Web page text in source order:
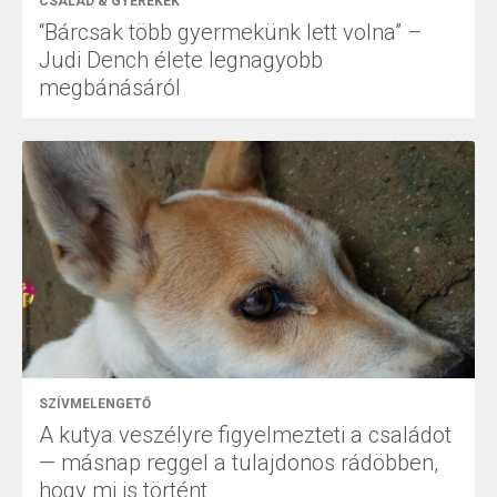
“Bárcsak több gyermekünk lett volna” –
Judi Dench élete legnagyobb
megbánásáról
SZÍVMELENGETŐ
A kutya veszélyre figyelmezteti a családot
— másnap reggel a tulajdonos rádöbben,
hogy mi is történt